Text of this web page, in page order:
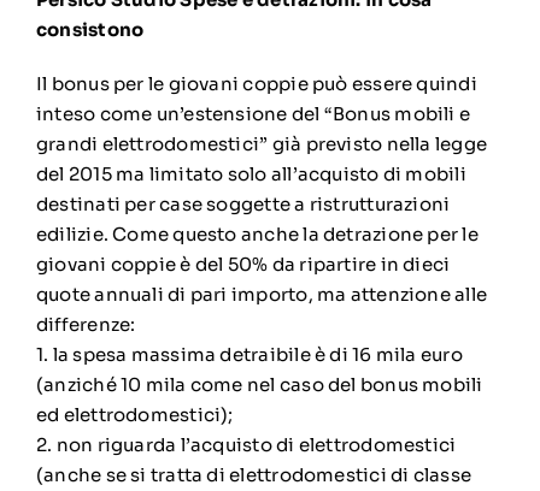
consistono
Il bonus per le giovani coppie può essere quindi
inteso come un’estensione del “Bonus mobili e
grandi elettrodomestici” già previsto nella legge
del 2015 ma limitato solo all’acquisto di mobili
destinati per case soggette a ristrutturazioni
edilizie. Come questo anche la detrazione per le
giovani coppie è del 50% da ripartire in dieci
quote annuali di pari importo, ma attenzione alle
differenze:
1. la spesa massima detraibile è di 16 mila euro
(anziché 10 mila come nel caso del bonus mobili
ed elettrodomestici);
2. non riguarda l’acquisto di elettrodomestici
(anche se si tratta di elettrodomestici di classe